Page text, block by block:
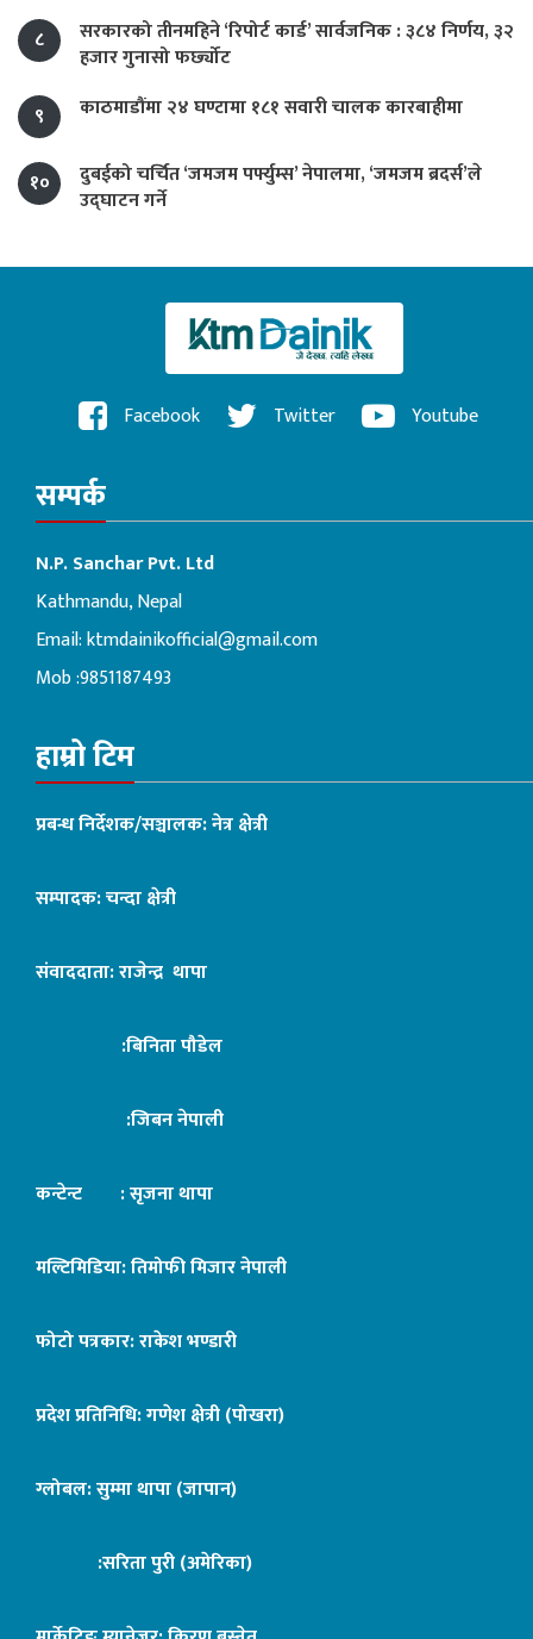
८
सरकारको तीनमहिने ‘रिपोर्ट कार्ड’ सार्वजनिक : ३८४ निर्णय, ३२
हजार गुनासो फर्छ्योट
९
काठमाडौंमा २४ घण्टामा १८१ सवारी चालक कारबाहीमा
१०
दुबईको चर्चित ‘जमजम पर्फ्युम्स’ नेपालमा, ‘जमजम ब्रदर्स’ले
उद्घाटन गर्ने
Facebook Twitter Youtube
सम्पर्क
N.P. Sanchar Pvt. Ltd
Kathmandu, Nepal
Email:ktmdainikofficial@gmail.com
Mob :9851187493
हाम्रो टिम
प्रबन्ध निर्देशक/सञ्चालक: नेत्र क्षेत्री
सम्पादक: चन्दा क्षेत्री
संवाददाता: राजेन्द्र थापा
:बिनिता पौडेल
:जिबन नेपाली
कन्टेन्ट : सृजना थापा
मल्टिमिडिया: तिमोफी मिजार नेपाली
फोटो पत्रकार: राकेश भण्डारी
प्रदेश प्रतिनिधि: गणेश क्षेत्री (पोखरा)
ग्लोबल: सुम्मा थापा (जापान)
:सरिता पुरी (अमेरिका)